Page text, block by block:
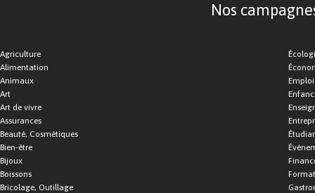
Nos
Agriculture
Alimentation
Animaux
Art
Art de vivre
Assurances
Beauté, Cosmétiques
Bien-être
Bijoux
Boissons
Bricolage, Outillage
Emploi